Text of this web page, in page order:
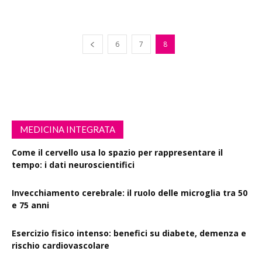
6 7 8
MEDICINA INTEGRATA
Come il cervello usa lo spazio per rappresentare il
tempo: i dati neuroscientifici
Invecchiamento cerebrale: il ruolo delle microglia tra 50
e 75 anni
Esercizio fisico intenso: benefici su diabete, demenza e
rischio cardiovascolare